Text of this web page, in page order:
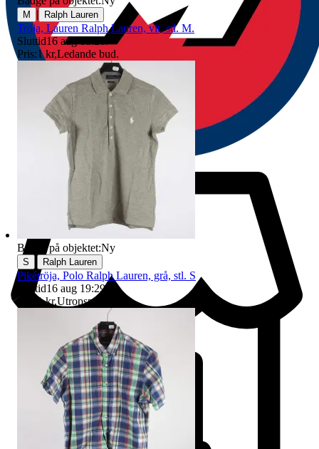
M | Ralph Lauren
Tröja, Lauren Ralph Lauren, vit, stl. M.
Sluttid16 aug 18:26.
Pris:1 kr,Ledande bud.
Badge på objektet:Ny
S Ralph Lauren
Pikétröja, Polo Ralph Lauren, grå, stl. S
Sluttid16 aug 19:29.
Pris:
1 kr,Utropspris